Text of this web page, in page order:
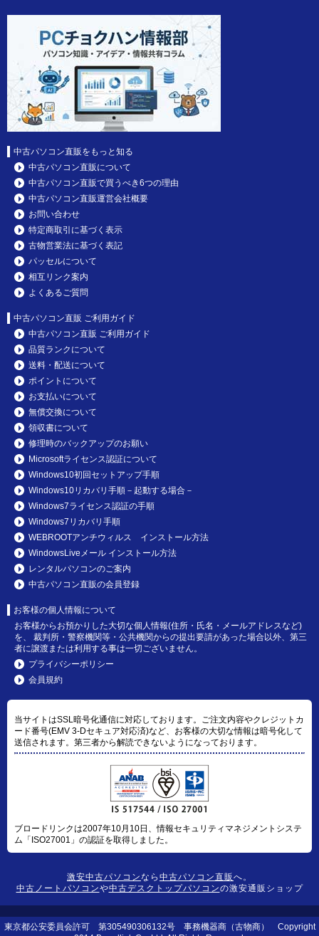
中古パソコン直販をもっと知る
中古パソコン直販について
中古パソコン直販で買うべき6つの理由
中古パソコン直販運営会社概要
お問い合わせ
特定商取引に基づく表示
古物営業法に基づく表記
パッセルについて
相互リンク案内
よくあるご質問
中古パソコン直販 ご利用ガイド
中古パソコン直販 ご利用ガイド
品質ランクについて
送料・配送について
ポイントについて
お支払いについて
無償交換について
領収書について
修理時のバックアップのお願い
Microsoftライセンス認証について
Windows10初回セットアップ手順
Windows10リカバリ手順－起動する場合－
Windows7ライセンス認証の手順
Windows7リカバリ手順
WEBROOTアンチウィルス インストール方法
WindowsLiveメール インストール方法
レンタルパソコンのご案内
中古パソコン直販の会員登録
お客様の個人情報について
お客様からお預かりした大切な個人情報(住所・氏名・メールアドレスなど)
を、 裁判所・警察機関等・公共機関からの提出要請があった場合以外、第三
者に譲渡または利用する事は一切ございません。
プライバシーポリシー
会員規約
当サイトはSSL暗号化通信に対応しております。ご注文内容やクレジットカ
ード番号(EMV 3-Dセキュア対応済)など、お客様の大切な情報は暗号化して
送信されます。第三者から解読できないようになっております。
ブロードリンクは2007年10月10日、情報セキュリティマネジメントシステ
ム「ISO27001」の認証を取得しました。
激安中古パソコンなら 中古パソコン直販 へ。
中古ノートパソコンや中古デスクトップパソコンの激安通販ショップ
東京都公安委員会許可 第305490306132号 事務機器商（古物商） Copyright